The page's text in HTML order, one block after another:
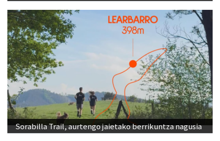
Sorabilla Trail, aurtengo jaietako berrikuntza nagusia